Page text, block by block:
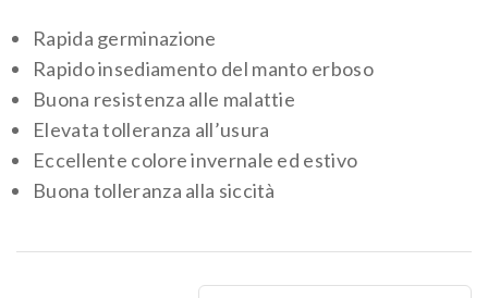
Rapida germinazione
Rapido insediamento del manto erboso
Buona resistenza alle malattie
Elevata tolleranza all’usura
Eccellente colore invernale ed estivo
Buona tolleranza alla siccità